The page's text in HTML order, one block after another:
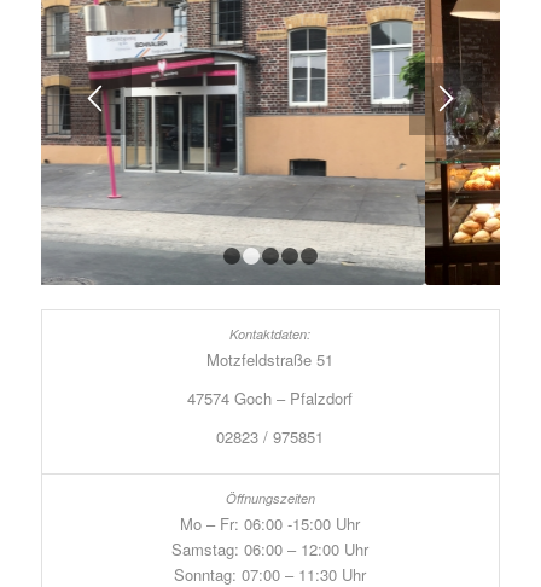
1 2 3 4 5
Motzfeldstraße 51
47574 Goch – Pfalzdorf
02823 / 975851
Mo – Fr: 06:00 -15:00 Uhr
Samstag: 06:00 – 12:00 Uhr
Sonntag: 07:00 – 11:30 Uhr